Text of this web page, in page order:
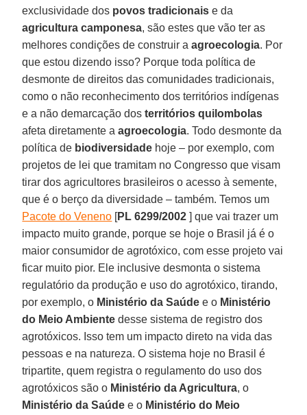
exclusividade dos povos tradicionais e da
agricultura camponesa, são estes que vão ter as
melhores condições de construir aagroecologia. Por
que estou dizendo isso? Porque toda política de
desmonte de direitos das comunidades tradicionais,
como o não reconhecimento dos territórios indígenas
e a não demarcação dosterritórios quilombolas
afeta diretamente aagroecologia. Todo desmonte da
política de biodiversidade hoje – por exemplo, com
projetos de lei que tramitam no Congresso que visam
tirar dos agricultores brasileiros o acesso à semente,
que é o berço da diversidade – também. Temos um
Pacote do Veneno [PL 6299/2002 ] que vai trazer um
impacto muito grande, porque se hoje o Brasil já é o
maior consumidor de agrotóxico, com esse projeto vai
ficar muito pior. Ele inclusive desmonta o sistema
regulatório da produção e uso do agrotóxico, tirando,
por exemplo, o Ministério da Saúde e o Ministério
do Meio Ambiente desse sistema de registro dos
agrotóxicos. Isso tem um impacto direto na vida das
pessoas e na natureza. O sistema hoje no Brasil é
tripartite, quem registra o regulamento do uso dos
agrotóxicos são o Ministério da Agricultura, o
Ministério da Saúde e o Ministério do Meio